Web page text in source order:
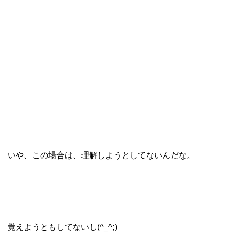
いや、この場合は、理解しようとしてないんだな。
覚えようともしてないし(^_^;)